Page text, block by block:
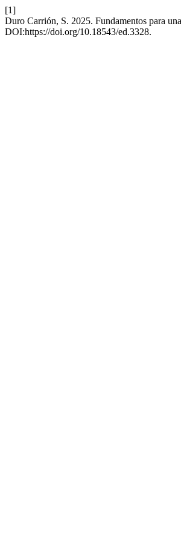
[1]
Duro Carrión, S. 2025. Fundamentos para
DOI:https://doi.org/10.18543/ed.3328.